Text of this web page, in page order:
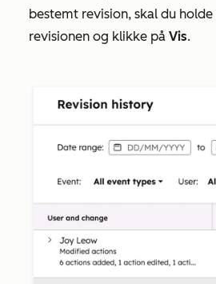
bestemt revision, skal du
revisionen og klikke på Vis.